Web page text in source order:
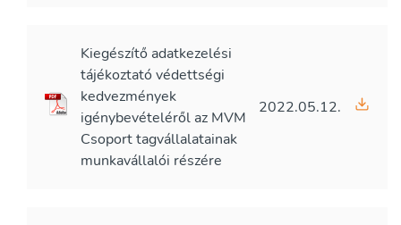
Kiegészítő adatkezelési
tájékoztató védettségi
kedvezmények
igénybevételéről az MVM
Csoport tagvállalatainak
munkavállalói részére
2022.05.12.